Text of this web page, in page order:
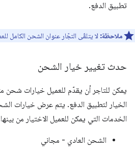
تطبيق الدفع.
ملاحظة: لا يتلقّى التجّار عنوان الشحن الكامل
حدث تغيير خيار الشحن
يمكن للتاجر أن يقدّم للعميل خيارات
الخيار لتطبيق الدفع. يتم عرض خيارات
الخدمات التي يمكن للعميل الاختيار من
الشحن العادي - مجاني